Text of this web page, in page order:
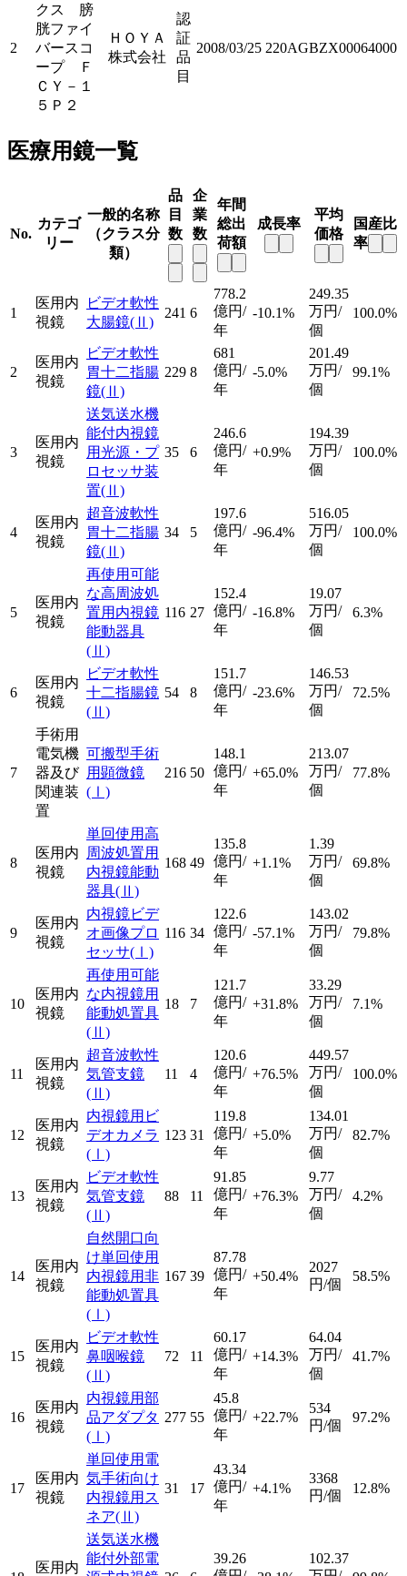
2
クス 膀
胱ファイ
バースコ
ープ Ｆ
ＣＹ－１
５Ｐ２
ＨＯＹＡ
株式会社
認
証
品
目
2008/03/25 220AGBZX00064000
医療用鏡一覧
No.
カテゴ
リー
一般的名称
（クラス分
類）
品
目
数
企
業
数
年間
総出
荷額
成長率
平均
価格
国産比
率
1
医用内
視鏡
ビデオ軟性
大腸鏡(Ⅱ)
241 6
778.2
億円/
年
-10.1%
249.35
万円/
個
100.0%
2
医用内
視鏡
ビデオ軟性
胃十二指腸
鏡(Ⅱ)
229 8
681
億円/
年
-5.0%
201.49
万円/
個
99.1%
3
医用内
視鏡
送気送水機
能付内視鏡
用光源・プ
ロセッサ装
置(Ⅱ)
35 6
246.6
億円/
年
+0.9%
194.39
万円/
個
100.0%
4
医用内
視鏡
超音波軟性
胃十二指腸
鏡(Ⅱ)
34 5
197.6
億円/
年
-96.4%
516.05
万円/
個
100.0%
5
医用内
視鏡
再使用可能
な高周波処
置用内視鏡
能動器具
(Ⅱ)
116 27
152.4
億円/
年
-16.8%
19.07
万円/
個
6.3%
6
医用内
視鏡
ビデオ軟性
十二指腸鏡
(Ⅱ)
54 8
151.7
億円/
年
-23.6%
146.53
万円/
個
72.5%
7
手術用
電気機
器及び
関連装
置
可搬型手術
用顕微鏡
(Ⅰ)
216 50
148.1
億円/
年
+65.0%
213.07
万円/
個
77.8%
8
医用内
視鏡
単回使用高
周波処置用
内視鏡能動
器具(Ⅱ)
168 49
135.8
億円/
年
+1.1%
1.39
万円/
個
69.8%
9
医用内
視鏡
内視鏡ビデ
オ画像プロ
セッサ(Ⅰ)
116 34
122.6
億円/
年
-57.1%
143.02
万円/
個
79.8%
10
医用内
視鏡
再使用可能
な内視鏡用
能動処置具
(Ⅱ)
18 7
121.7
億円/
年
+31.8%
33.29
万円/
個
7.1%
11
医用内
視鏡
超音波軟性
気管支鏡
(Ⅱ)
11 4
120.6
億円/
年
+76.5%
449.57
万円/
個
100.0%
12
医用内
視鏡
内視鏡用ビ
デオカメラ
(Ⅰ)
123 31
119.8
億円/
年
+5.0%
134.01
万円/
個
82.7%
13
医用内
視鏡
ビデオ軟性
気管支鏡
(Ⅱ)
88 11
91.85
億円/
年
+76.3%
9.77
万円/
個
4.2%
14
医用内
視鏡
自然開口向
け単回使用
内視鏡用非
能動処置具
(Ⅰ)
167 39
87.78
億円/
年
+50.4%
2027
円/個
58.5%
15
医用内
視鏡
ビデオ軟性
鼻咽喉鏡
(Ⅱ)
72 11
60.17
億円/
年
+14.3%
64.04
万円/
個
41.7%
16
医用内
視鏡
内視鏡用部
品アダプタ
(Ⅰ)
277 55
45.8
億円/
年
+22.7%
534
円/個
97.2%
17
医用内
視鏡
単回使用電
気手術向け
内視鏡用ス
ネア(Ⅱ)
31 17
43.34
億円/
年
+4.1%
3368
円/個
12.8%
医用内
送気送水機
能付外部電
39.26
102.37